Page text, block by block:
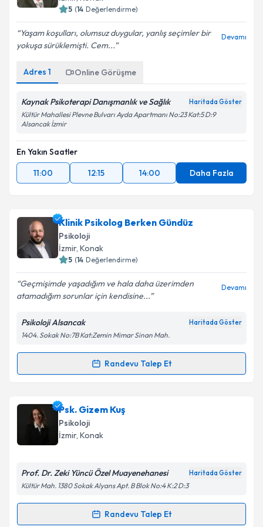
5 (14 Değerlendirme)
Yaşam koşulları, olumsuz duygular, yanlış seçimler bir
yokuşa sürüklemişti. Cem...
Devamı
Adres 1 Online Görüşme
Kaynak Psikoterapi Danışmanlık ve Sağlık Haritada Göster
Kültür Mahallesi Plevne Bulvarı Ayda Apartmanı No:23 Kat:5 D:9
Alsancak İzmir
En Yakın Saatler
11:00
12:15 14:00 Daha Fazla
Klinik Psikolog Berken Gündüz
Psikoloji
İzmir, Konak
5 (14 Değerlendirme)
Geçmişimde yaşadığım ve hala daha üzerimden
atamadığım sorunlar için kendisine...
Devamı
Psikoloji Alsancak Haritada Göster
1404. Sokak No:7B Kat:Zemin Mimar Sinan Mah.
Randevu Talep Et
Randevu Takvimi Talebi
Klinik Psikolog Berken Gündüz
talebi oluşturun. Size bu uzmandan randevu almanız
için bir takvim hazırlandığında e-posta ile
bilgilendireceğiz.
E-posta Adresiniz
Psk. Gizem Kuş
Psikoloji
İzmir, Konak
Prof. Dr. Zeki Yüncü Özel Muayenehanesi Haritada Göster
Kültür Mah. 1380 Sokak Alyans Apt. B Blok No:4 K:2 D:3
Randevu Talep Et
Randevu Takvimi Talebi